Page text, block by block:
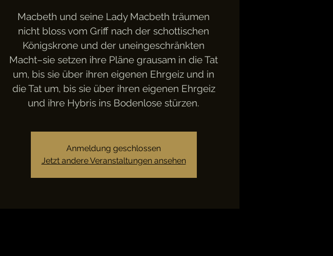
Macbeth und seine Lady Macbeth träumen
nicht bloss vom Griff nach der schottischen
Königskrone und der uneingeschränkten
Macht–sie setzen ihre Pläne grausam in die Tat
um, bis sie über ihren eigenen Ehrgeiz und in
die Tat um, bis sie über ihren eigenen Ehrgeiz
und ihre Hybris ins Bodenlose stürzen.
Anmeldung geschlossen
Jetzt andere Veranstaltungen ansehen